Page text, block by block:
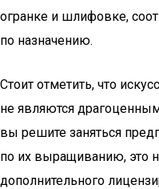
огранке и шлифовке,
по назначению.
Стоит отметить, что
не являются
вы решите заняться
по их выращиванию, это
дополнительного